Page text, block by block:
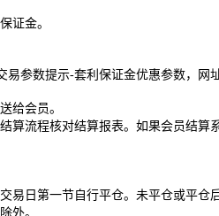
证金。
参数提示-套利保证金优惠参数，网址
给会员。
程核对结算报表。如果会员结算
第一节自行平仓。未平仓或平仓
外。